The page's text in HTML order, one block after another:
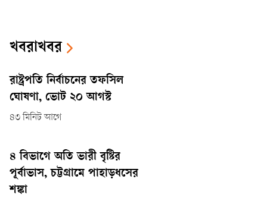
খবরাখবর
রাষ্ট্রপতি নির্বাচনের তফসিল
ঘোষণা, ভোট ২০ আগস্ট
৪৩ মিনিট আগে
৪ বিভাগে অতি ভারী বৃষ্টির
পূর্বাভাস, চট্টগ্রামে পাহাড়ধসের
শঙ্কা